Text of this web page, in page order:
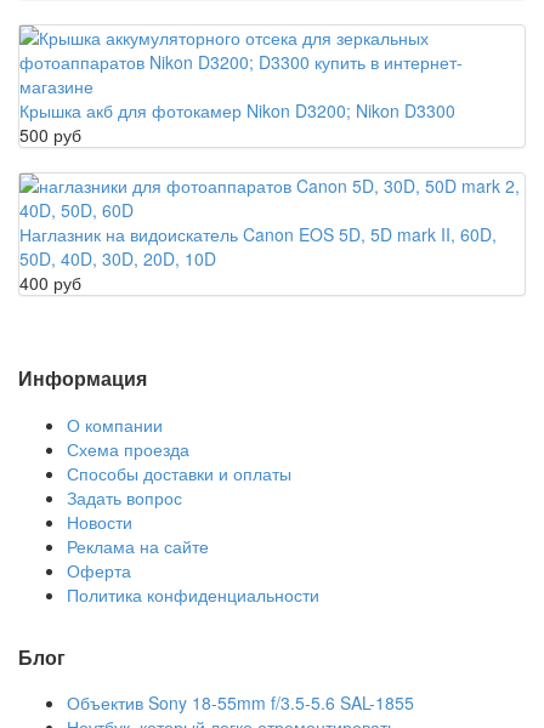
Крышка акб для фотокамер Nikon D3200; Nikon D3300
500 руб
Наглазник на видоискатель Canon EOS 5D, 5D mark II, 60D,
50D, 40D, 30D, 20D, 10D
400 руб
Информация
О компании
Схема проезда
Способы доставки и оплаты
Задать вопрос
Новости
Реклама на сайте
Оферта
Политика конфиденциальности
Блог
Объектив Sony 18-55mm f/3.5-5.6 SAL-1855